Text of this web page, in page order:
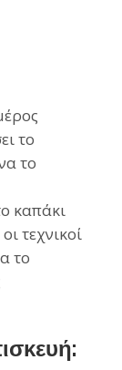
το
το
καπάκι
τεχνικοί
το